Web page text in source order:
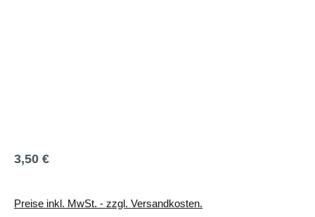
Regulärer Preis:
3,50 €
Preise inkl. MwSt. - zzgl. Versandkosten.